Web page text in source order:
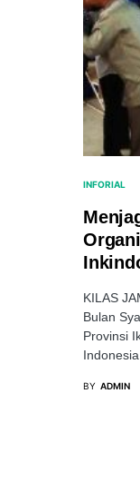
INFORIAL
KILAS
Bulan
Provinsi
BY ADMIN